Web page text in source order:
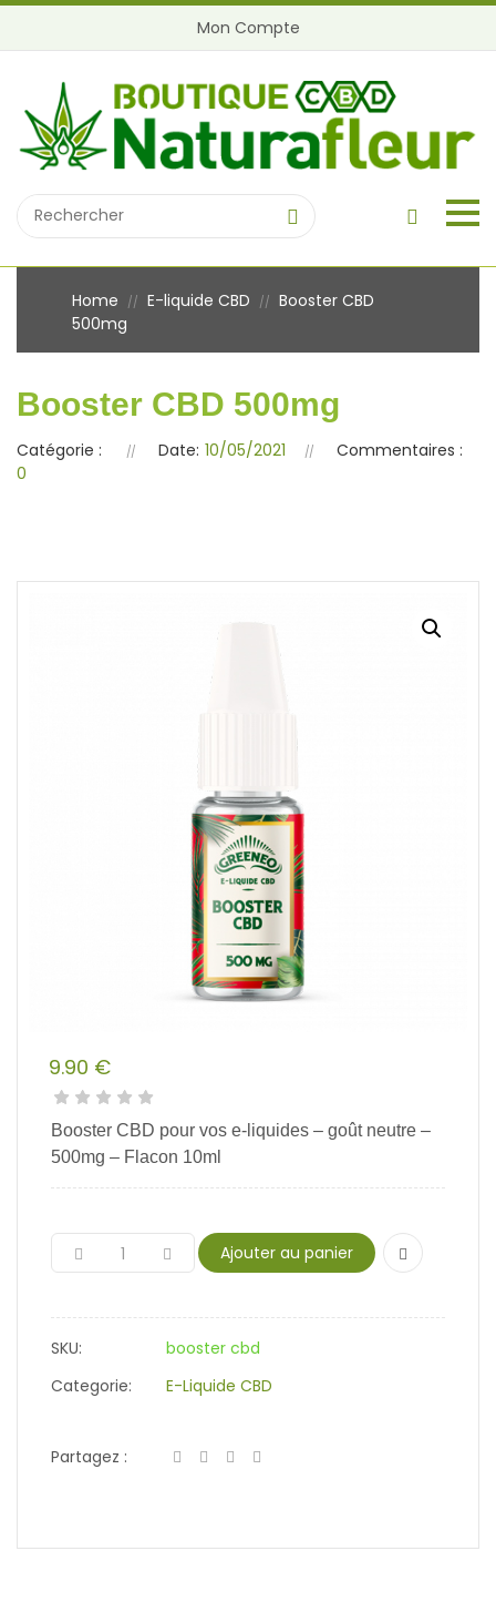
Mon Compte
Home // E-liquide CBD // Booster CBD
500mg
Booster CBD 500mg
Catégorie : Date: 10/05/2021
Commentaires :
0
9.90 €
Booster CBD pour vos e-liquides – goût neutre –
500mg – Flacon 10ml
Ajouter au panier
SKU:
booster cbd
Categorie:
E-Liquide CBD
Partagez :